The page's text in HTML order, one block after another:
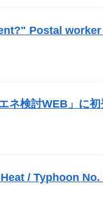
Postal
ネ検討WEB」に
/ Typhoon